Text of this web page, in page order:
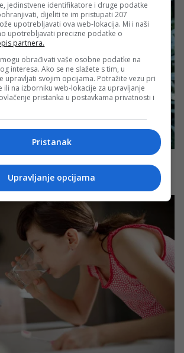
jedinstvene identifikatore i druge podatke
dijeliti te im pristupati 207
upotrebljavati ova web-lokacija. Mi i naši
upotrebljavati precizne podatke o
partnera.
obrađivati vaše osobne podatke na
interesa. Ako se ne slažete s tim, u
upravljati svojim opcijama. Potražite vezu pri
ili na izborniku web-lokacije za upravljanje
pristanka u postavkama privatnosti i
Pristanak
Upravljanje opcijama